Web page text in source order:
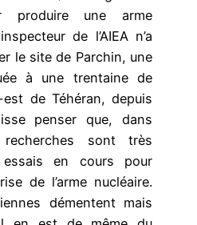
produire une arme
de l’AIEA n’a
le site de Parchin, une
à une trentaine de
de Téhéran, depuis
penser que, dans
sont très
en cours pour
de l’arme nucléaire.
démentent mais